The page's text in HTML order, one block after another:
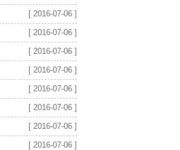
[ 2016-07-06 ]
[ 2016-07-06 ]
[ 2016-07-06 ]
[ 2016-07-06 ]
[ 2016-07-06 ]
[ 2016-07-06 ]
[ 2016-07-06 ]
[ 2016-07-06 ]